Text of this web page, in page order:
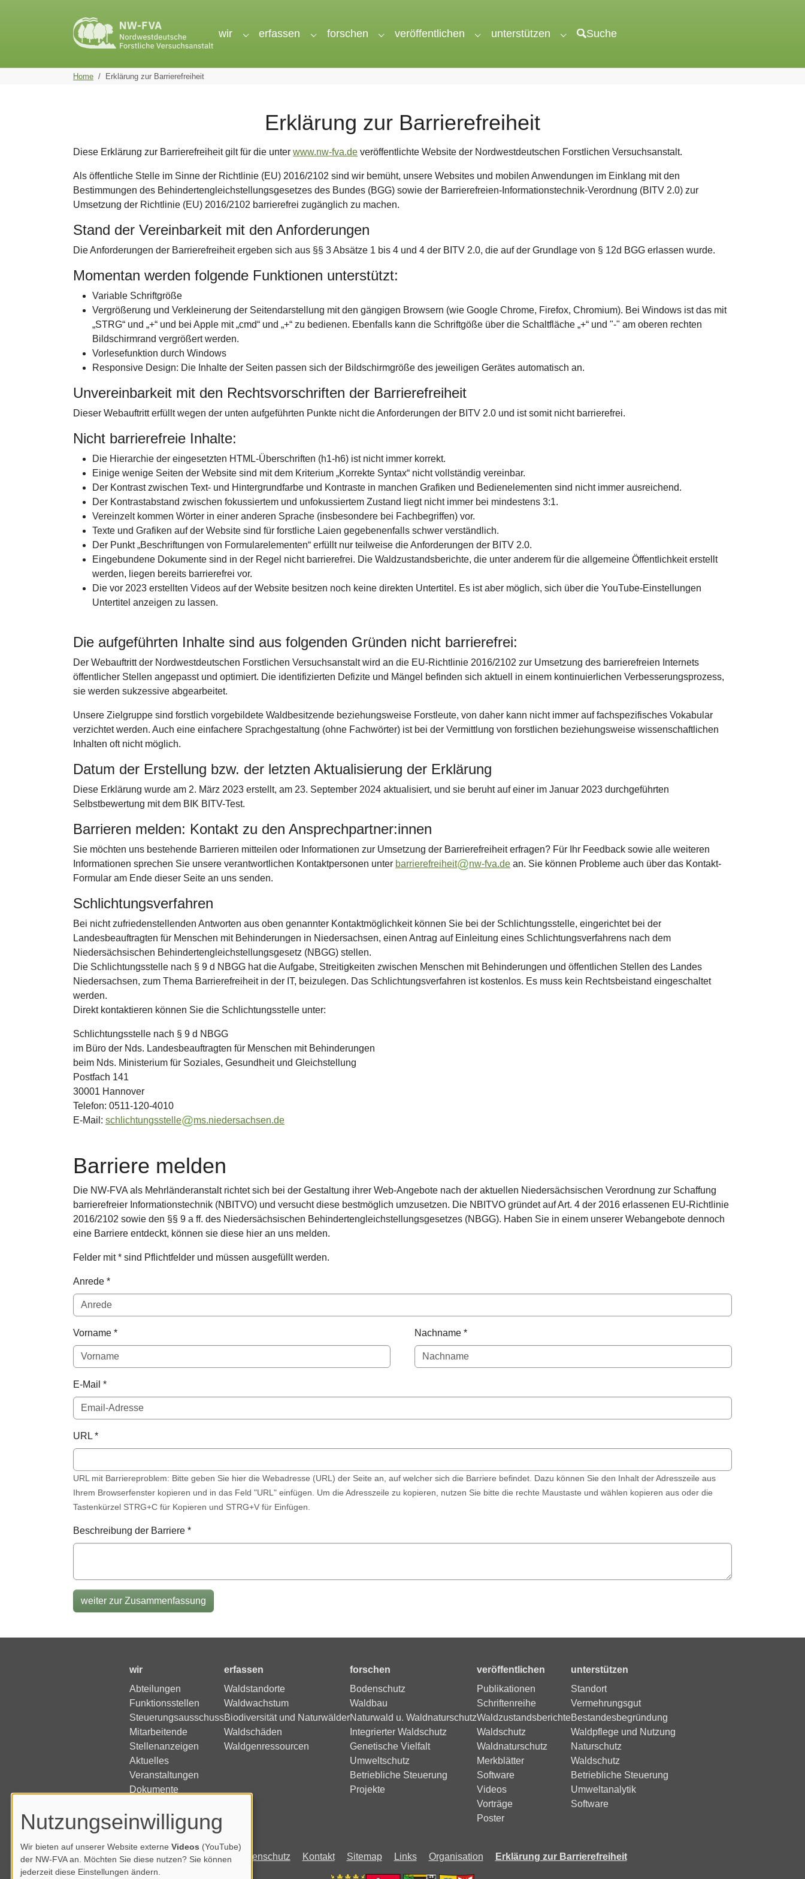
wir
Submenu for "wir"
erfassen
Submenu for "erfassen"
forschen
Submenu for "forschen"
veröffentlichen
Submenu for "veröffentlichen"
unterstützen
Submenu for "unterstützen"
Suche
You are here:
Home Erklärung zur Barrierefreiheit
Erklärung zur Barrierefreiheit
Diese Erklärung zur Barrierefreiheit gilt für die unter www.nw-fva.de veröffentlichte Website der Nordwestdeutschen Forstlichen Versuchsanstalt.
Als öffentliche Stelle im Sinne der Richtlinie (EU) 2016/2102 sind wir bemüht, unsere Websites und mobilen Anwendungen im Einklang mit den
Bestimmungen des Behindertengleichstellungsgesetzes des Bundes (BGG) sowie der Barrierefreien-Informationstechnik-Verordnung (BITV 2.0) zur
Umsetzung der Richtlinie (EU) 2016/2102 barrierefrei zugänglich zu machen.
Stand der Vereinbarkeit mit den Anforderungen
Die Anforderungen der Barrierefreiheit ergeben sich aus §§ 3 Absätze 1 bis 4 und 4 der BITV 2.0, die auf der Grundlage von § 12d BGG erlassen wurde.
Momentan werden folgende Funktionen unterstützt:
Variable Schriftgröße
Vergrößerung und Verkleinerung der Seitendarstellung mit den gängigen Browsern (wie Google Chrome, Firefox, Chromium). Bei Windows ist das mit
„STRG“ und „+“ und bei Apple mit „cmd“ und „+“ zu bedienen. Ebenfalls kann die Schriftgöße über die Schaltfläche „+“ und "-" am oberen rechten
Bildschirmrand vergrößert werden.
Vorlesefunktion durch Windows
Responsive Design: Die Inhalte der Seiten passen sich der Bildschirmgröße des jeweiligen Gerätes automatisch an.
Unvereinbarkeit mit den Rechtsvorschriften der Barrierefreiheit
Dieser Webauftritt erfüllt wegen der unten aufgeführten Punkte nicht die Anforderungen der BITV 2.0 und ist somit nicht barrierefrei.
Nicht barrierefreie Inhalte:
Die Hierarchie der eingesetzten HTML-Überschriften (h1-h6) ist nicht immer korrekt.
Einige wenige Seiten der Website sind mit dem Kriterium „Korrekte Syntax“ nicht vollständig vereinbar.
Der Kontrast zwischen Text- und Hintergrundfarbe und Kontraste in manchen Grafiken und Bedienelementen sind nicht immer ausreichend.
Der Kontrastabstand zwischen fokussiertem und unfokussiertem Zustand liegt nicht immer bei mindestens 3:1.
Vereinzelt kommen Wörter in einer anderen Sprache (insbesondere bei Fachbegriffen) vor.
Texte und Grafiken auf der Website sind für forstliche Laien gegebenenfalls schwer verständlich.
Der Punkt „Beschriftungen von Formularelementen“ erfüllt nur teilweise die Anforderungen der BITV 2.0.
Eingebundene Dokumente sind in der Regel nicht barrierefrei. Die Waldzustandsberichte, die unter anderem für die allgemeine Öffentlichkeit erstellt
werden, liegen bereits barrierefrei vor.
Die vor 2023 erstellten Videos auf der Website besitzen noch keine direkten Untertitel. Es ist aber möglich, sich über die YouTube-Einstellungen
Untertitel anzeigen zu lassen.
Die aufgeführten Inhalte sind aus folgenden Gründen nicht barrierefrei:
Der Webauftritt der Nordwestdeutschen Forstlichen Versuchsanstalt wird an die EU-Richtlinie 2016/2102 zur Umsetzung des barrierefreien Internets
öffentlicher Stellen angepasst und optimiert. Die identifizierten Defizite und Mängel befinden sich aktuell in einem kontinuierlichen Verbesserungsprozess,
sie werden sukzessive abgearbeitet.
Unsere Zielgruppe sind forstlich vorgebildete Waldbesitzende beziehungsweise Forstleute, von daher kann nicht immer auf fachspezifisches Vokabular
verzichtet werden. Auch eine einfachere Sprachgestaltung (ohne Fachwörter) ist bei der Vermittlung von forstlichen beziehungsweise wissenschaftlichen
Inhalten oft nicht möglich.
Datum der Erstellung bzw. der letzten Aktualisierung der Erklärung
Diese Erklärung wurde am 2. März 2023 erstellt, am 23. September 2024 aktualisiert, und sie beruht auf einer im Januar 2023 durchgeführten
Selbstbewertung mit dem BIK BITV-Test.
Barrieren melden: Kontakt zu den Ansprechpartner:innen
Sie möchten uns bestehende Barrieren mitteilen oder Informationen zur Umsetzung der Barrierefreiheit erfragen? Für Ihr Feedback sowie alle weiteren
Informationen sprechen Sie unsere verantwortlichen Kontaktpersonen unter barrierefreiheit nw-fva.de an. Sie können Probleme auch über das Kontakt-
Formular am Ende dieser Seite an uns senden.
Schlichtungsverfahren
Bei nicht zufriedenstellenden Antworten aus oben genannter Kontaktmöglichkeit können Sie bei der Schlichtungsstelle, eingerichtet bei der
Landesbeauftragten für Menschen mit Behinderungen in Niedersachsen, einen Antrag auf Einleitung eines Schlichtungsverfahrens nach dem
Niedersächsischen Behindertengleichstellungsgesetz (NBGG) stellen.
Die Schlichtungsstelle nach § 9 d NBGG hat die Aufgabe, Streitigkeiten zwischen Menschen mit Behinderungen und öffentlichen Stellen des Landes
Niedersachsen, zum Thema Barrierefreiheit in der IT, beizulegen. Das Schlichtungsverfahren ist kostenlos. Es muss kein Rechtsbeistand eingeschaltet
werden.
Direkt kontaktieren können Sie die Schlichtungsstelle unter:
Schlichtungsstelle nach § 9 d NBGG
im Büro der Nds. Landesbeauftragten für Menschen mit Behinderungen
beim Nds. Ministerium für Soziales, Gesundheit und Gleichstellung
Postfach 141
30001 Hannover
Telefon: 0511-120-4010
E-Mail: schlichtungsstelle ms.niedersachsen.de
Barriere melden
Die NW-FVA als Mehrländeranstalt richtet sich bei der Gestaltung ihrer Web-Angebote nach der aktuellen Niedersächsischen Verordnung zur Schaffung
barrierefreier Informationstechnik (NBITVO) und versucht diese bestmöglich umzusetzen. Die NBITVO gründet auf Art. 4 der 2016 erlassenen EU-Richtlinie
2016/2102 sowie den §§ 9 a ff. des Niedersächsischen Behindertengleichstellungsgesetzes (NBGG). Haben Sie in einem unserer Webangebote dennoch
eine Barriere entdeckt, können sie diese hier an uns melden.
Felder mit * sind Pflichtfelder und müssen ausgefüllt werden.
Anrede *
Vorname * Nachname *
E-Mail *
URL *
URL mit Barriereproblem: Bitte geben Sie hier die Webadresse (URL) der Seite an, auf welcher sich die Barriere befindet. Dazu können Sie den Inhalt der Adresszeile aus
Ihrem Browserfenster kopieren und in das Feld "URL" einfügen. Um die Adresszeile zu kopieren, nutzen Sie bitte die rechte Maustaste und wählen kopieren aus oder die
Tastenkürzel STRG+C für Kopieren und STRG+V für Einfügen.
Beschreibung der Barriere *
weiter zur Zusammenfassung
wir
Abteilungen
Funktionsstellen
Steuerungsausschuss
Mitarbeitende
Stellenanzeigen
Aktuelles
Veranstaltungen
Dokumente
erfassen
Waldstandorte
Waldwachstum
Biodiversität und Naturwälder
Waldschäden
Waldgenressourcen
forschen
Bodenschutz
Waldbau
Naturwald u. Waldnaturschutz
Integrierter Waldschutz
Genetische Vielfalt
Umweltschutz
Betriebliche Steuerung
Projekte
veröffentlichen
Publikationen
Schriftenreihe
Waldzustandsberichte
Waldschutz
Waldnaturschutz
Merkblätter
Software
Videos
Vorträge
Poster
unterstützen
Standort
Vermehrungsgut
Bestandesbegründung
Waldpflege und Nutzung
Naturschutz
Waldschutz
Betriebliche Steuerung
Umweltanalytik
Software
Impressum Datenschutz Kontakt Sitemap Links Organisation Erklärung zur Barrierefreiheit
Nutzungseinwilligung
Wir bieten auf unserer Website externe Videos (YouTube)
der NW-FVA an. Möchten Sie diese nutzen? Sie können
jederzeit diese Einstellungen ändern.